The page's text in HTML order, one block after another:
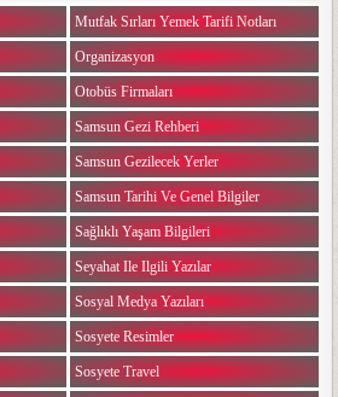
Mutfak Sırları Yemek Tarifi Notları
Organizasyon
Otobüs Firmaları
Samsun Gezi Rehberi
Samsun Gezilecek Yerler
Samsun Tarihi Ve Genel Bilgiler
Sağlıklı Yaşam Bilgileri
Seyahat Ile Ilgili Yazılar
Sosyal Medya Yazıları
Sosyete Resimler
Sosyete Travel